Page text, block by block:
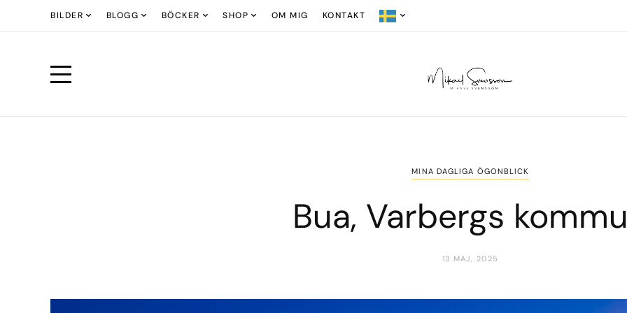
BILDER BLOGG BÖCKER SHOP OM MIG KONTAKT
MINA DAGLIGA ÖGONBLICK
Bua, Varbergs
13 MAJ, 2025